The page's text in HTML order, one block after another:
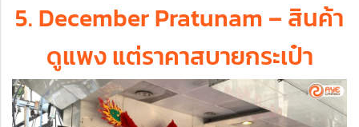
5. December Pratunam – สินค้า
ดูแพง แต่ราคาสบายกระเป๋า